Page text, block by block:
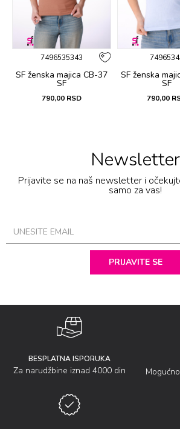
7496535343
SF ženska majica CB-37
SF
790,00 RSD
SF ženska
SF
790,00
Newsletter
Prijavite se na naš newsletter i
samo za vas!
PRIJAVITE SE
BESPLATNA ISPORUKA
Za narudžbine iznad 4000 din